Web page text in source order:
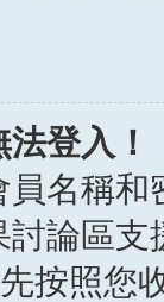
登入！
名稱
論區
按照您